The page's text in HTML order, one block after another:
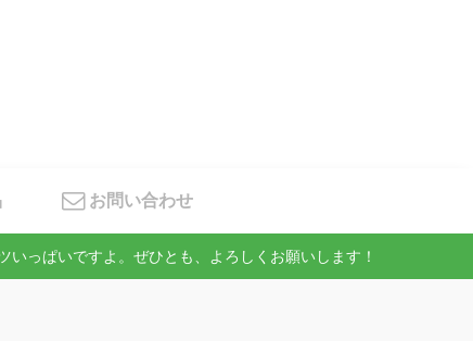
お問い合わせ
っぱいですよ。ぜひとも、よろしくお願いします！